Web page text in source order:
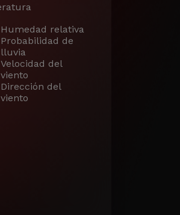
Humedad relativa
Probabilidad de
lluvia
Velocidad del
viento
Dirección del
viento